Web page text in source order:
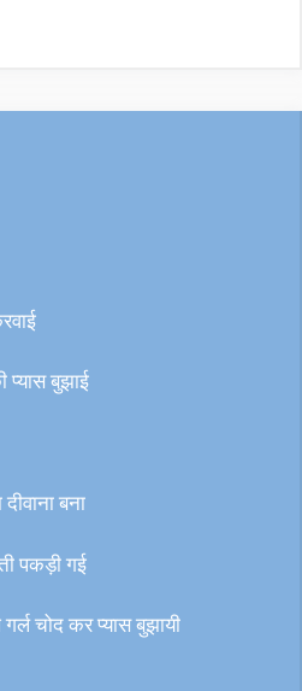
प्यास बुझाई
बना
पकड़ी गई
चोद कर प्यास बुझायी